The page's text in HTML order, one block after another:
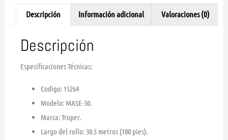
Descripción Información adicional Valoraciones (0)
Descripción
Especificaciones Técnicas:
Codigo: 15264
Modelo: MASE-30.
Marca:Truper.
Largo del rollo: 30.5 metros (100 pies).